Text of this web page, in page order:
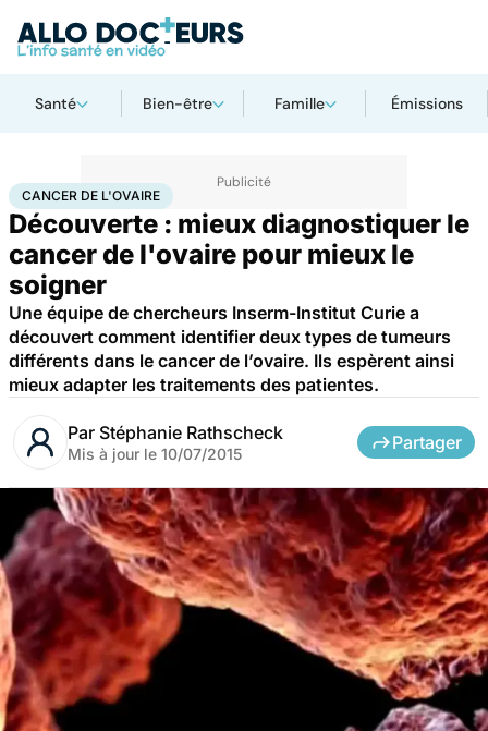
Santé Bien-être Famille Émissions
AccueilSanté MaladiesCancer Cancer de l'ovaire
CANCER DE L'OVAIRE
Découverte : mieux diagnostiquer le
cancer de l'ovaire pour mieux le
soigner
Une équipe de chercheurs Inserm-Institut Curie a
découvert comment identifier deux types de tumeurs
différents dans le cancer de l’ovaire. Ils espèrent ainsi
mieux adapter les traitements des patientes.
Par Stéphanie Rathscheck
Mis à jour le 10/07/2015
Partager